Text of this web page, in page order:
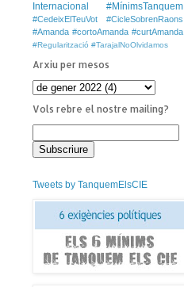
Internacional
#MínimsTanquem
#CedeixElTeuVot
#CicleSobrenRaons
#Amanda #cortoAmanda #curtAmanda
#Regularització #TarajalNoOlvidamos
Arxiu per mesos
Vols rebre el nostre mailing?
Tweets by TanquemElsCIE